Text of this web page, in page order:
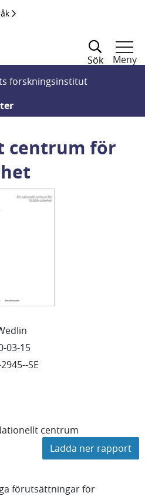
Sök
Meny
forskningsinstitut
centrum för
03-15
SE
centrum
Ladda ner rapport
förutsättningar för